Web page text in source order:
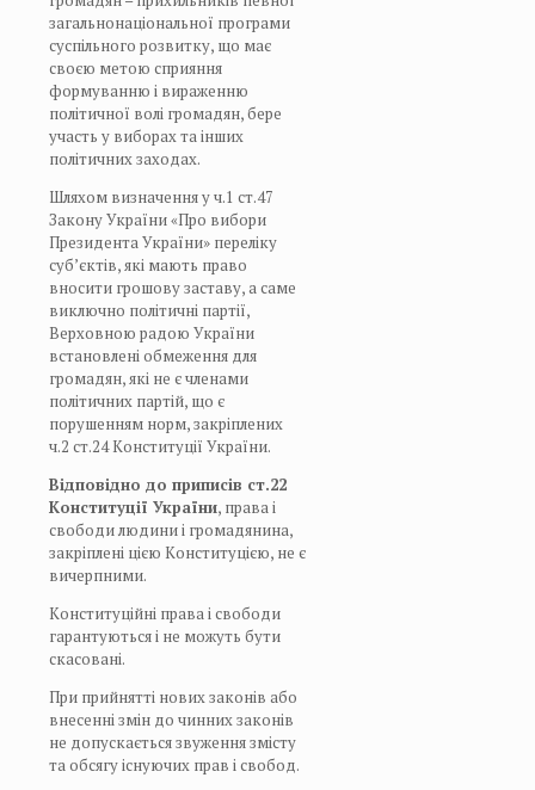
загальнонаціональної програми
суспільного розвитку, що має
своєю метою сприяння
формуванню і вираженню
політичної волі громадян, бере
участь у виборах та інших
політичних заходах.
Шляхом визначення у ч.1 ст.47
Закону України «Про вибори
Президента України» переліку
суб’єктів, які мають право
вносити грошову заставу, а саме
виключно політичні партії,
Верховною радою України
встановлені обмеження для
громадян, які не є членами
політичних партій, що є
порушенням норм, закріплених
ч.2 ст.24 Конституції України.
Відповідно до приписів ст.22
Конституції України, права і
свободи людини і громадянина,
закріплені цією Конституцією, не є
вичерпними.
Конституційні права і свободи
гарантуються і не можуть бути
скасовані.
При прийнятті нових законів або
внесенні змін до чинних законів
не допускається звуження змісту
та обсягу існуючих прав і свобод.